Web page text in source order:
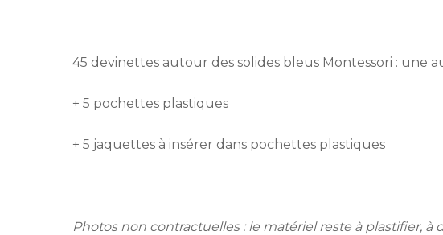
45 devinettes autour des solides bleus Montessori : une
+ 5 pochettes plastiques
+ 5 jaquettes à insérer dans pochettes plastiques
Photos non contractuelles : le matériel reste à plastifier,